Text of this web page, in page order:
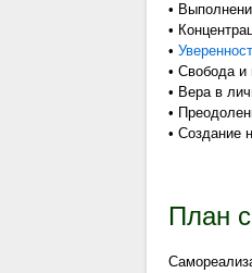
•
•
•
• Свобода и
• Вера в
•
• Создание
План